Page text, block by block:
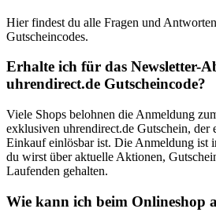
Hier findest du alle Fragen und
Gutscheincodes.
Erhalte ich für das Newsletter-
uhrendirect.de Gutscheincode?
Viele Shops belohnen die Anmeldung
exklusiven uhrendirect.de Gutschein, der
Einkauf einlösbar ist. Die Anmeldung ist
du wirst über aktuelle Aktionen,
Laufenden gehalten.
Wie kann ich beim Onlineshop